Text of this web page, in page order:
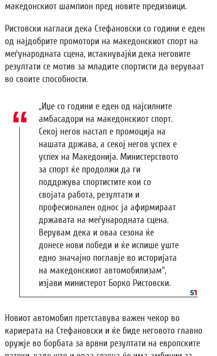
македонскиот шампион пред новите предизвици.
Ристовски нагласи дека Стефановски со години е еден
од најдобрите промотори на македонскиот спорт на
меѓународната сцена, истакнувајќи дека неговите
резултати се мотив за младите спортисти да веруваат
во своите способности.
„Иџе со години е еден од најсилните
амбасадори на македонскиот спорт.
Секој негов настап е промоција на
нашата држава, а секој негов успех е
успех на Македонија. Министерството
за спорт ќе продолжи да ги
поддржува спортистите кои со
својата работа, резултати и
професионален однос ја афирмираат
државата на меѓународната сцена.
Верувам дека и оваа сезона ќе
донесе нови победи и ќе испише уште
едно значајно поглавје во историјата
на македонскиот автомобилизам“,
изјави министерот Борко Ристовски.
Новиот автомобил претставува важен чекор во
кариерата на Стефановски и ќе биде неговото главно
оружје во борбата за врвни резултати на европските